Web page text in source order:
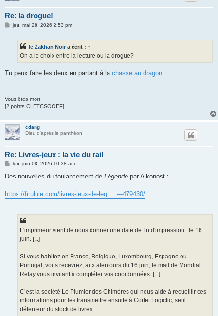
Re: la drogue!
Mjeu. mai 28, 2026 2:53 pm
le Zakhan Noir a écrit : ↑
On a le choix entre la lecture ou la drogue?
Tu peux faire les deux en partant à la chasse au dragon.
--
Vous êtes mort
[2 points CLETCSOOEF]
cdang
Dieu d'après le panthéon
Re: Livres-jeux : la vie du rail
M
s
g
e
lun. juin 08, 2026 10:38 am
Des nouvelles du foulancement de Légende par Alkonost :
https://fr.ulule.com/livres-jeux-de-leg ... ---479430/
L'imprimeur vient de nous donner une date de fin d'impression : le 16
juin. [...]
Si vous habitez en France, Belgique, Luxembourg, Espagne ou
Portugal, vous recevrez, aux alentours du 16 juin, le mail de Mondial
Relay vous invitant à compléter vos coordonnées. [...]
C’est la société Le Plumier des Chimères qui nous aide à recueillir ces
informations pour les transmettre ensuite à Corlet Logictic, seul
détenteur du stock de livres.